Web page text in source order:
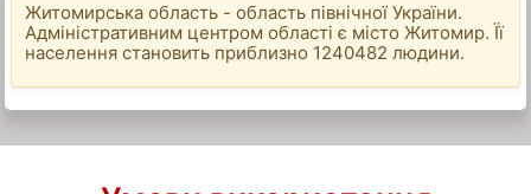
Житомирська область - область північної України.
Адміністративним центром області є місто Житомир. Її
населення становить приблизно 1240482 людини.